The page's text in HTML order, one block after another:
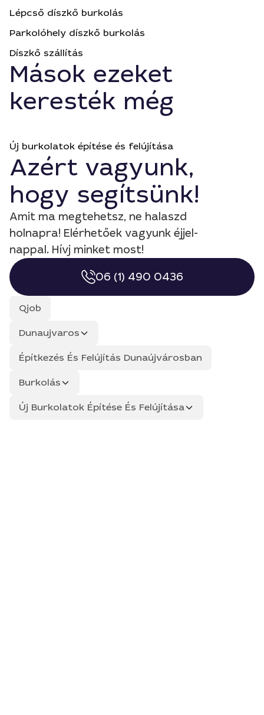
Lépcső díszkő burkolás
Parkolóhely díszkő burkolás
Díszkő szállítás
Mások ezeket
keresték még
Új burkolatok építése és felújítása
Azért vagyunk,
hogy segítsünk!
Amit ma megtehetsz, ne halaszd
holnapra! Elérhetőek vagyunk éjjel-
nappal. Hívj minket most!
06 (1) 490 0436
Qjob
Dunaujvaros
Építkezés És Felújítás Dunaújvárosban
Burkolás
Új Burkolatok Építése És Felújítása